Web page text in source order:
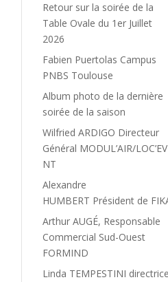
Retour sur la soirée de la
Table Ovale du 1er Juillet
2026
Fabien Puertolas Campus
PNBS Toulouse
Album photo de la dernière
soirée de la saison
Wilfried ARDIGO Directeur
Général MODUL’AIR/
NT
Alexandre
HUMBERT Président de
Arthur AUGÉ, Responsable
Commercial Sud-Ouest
FORMIND
Linda TEMPESTINI directrice